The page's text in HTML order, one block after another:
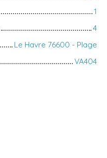
1
4
Le Havre 76600 - Plage
VA404